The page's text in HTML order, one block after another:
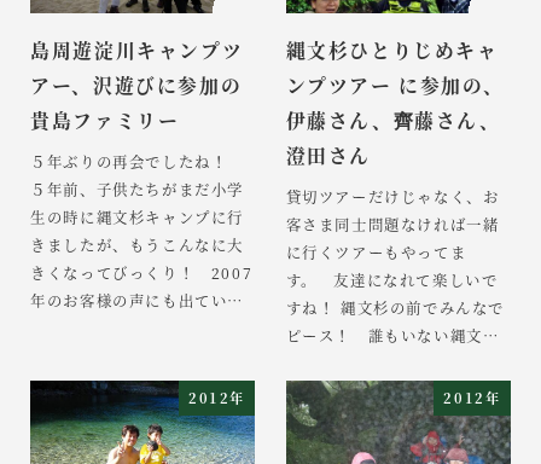
箕田さん、「きれいなもの」
「美しいもの」をたくさん紹
介してくださりありが […]
聖老人です。 最終日は最高の
天気に恵まれ気持ちよかった
ですねー 西田様からの声 青木
様 […]
島周遊淀川キャンプツ
アー、沢遊びに参加の
貴島ファミリー
５年ぶりの再会でしたね！
５年前、子供たちがまだ小学
生の時に縄文杉キャンプに行
きましたが、もうこんなに大
きくなってびっくり！ 2007
年のお客様の声にも出ている
すね！！ 大川の滝です。 目
の前まで行けるので水しぶき
を浴びて気分爽快みんなで気
縄文杉ひとりじめキャ
ンプツアー に参加の、
伊藤さん、齊藤さん、
澄田さん
貸切ツアーだけじゃなく、お
客さま同士問題なければ一緒
に行くツアーもやってま
す。 友達になれて楽しいで
すね！ 縄文杉の前でみんなで
ピース！ 誰もいない縄文杉
か？ 帰りの昼食は雨が心配で
したが、丁度よく雨が止み、
河原でのソーメンパーティー
2012年 2012年